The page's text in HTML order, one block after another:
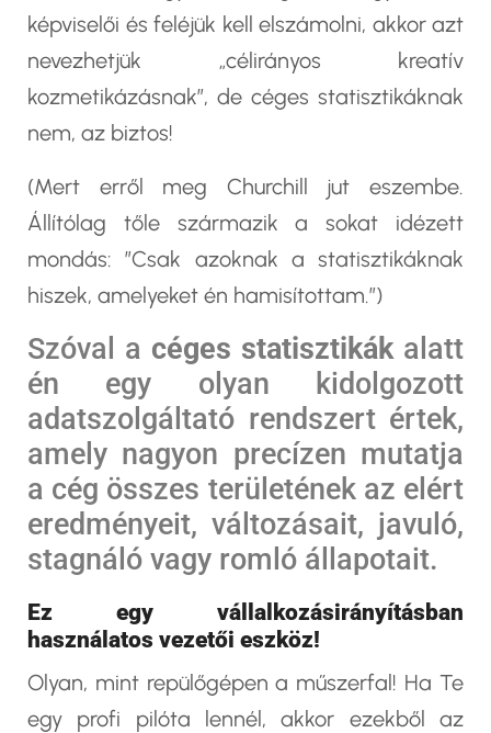
képviselői és feléjük kell elszámolni, akkor azt
nevezhetjük „célirányos kreatív
kozmetikázásnak”, de céges statisztikáknak
nem, az biztos!
(Mert erről meg Churchill jut eszembe.
Állítólag tőle származik a sokat idézett
mondás: ”Csak azoknak a statisztikáknak
hiszek, amelyeket én hamisítottam.”)
Szóval a céges statisztikákalatt
én egy olyan kidolgozott
adatszolgáltató rendszert értek,
amely nagyon precízen mutatja
a cég összes területének az elért
eredményeit, változásait, javuló,
stagnáló vagy romló állapotait.
Ez egy vállalkozásirányításban
használatos vezetői eszköz!
Olyan, mint repülőgépen a műszerfal! Ha Te
egy profi pilóta lennél, akkor ezekből az